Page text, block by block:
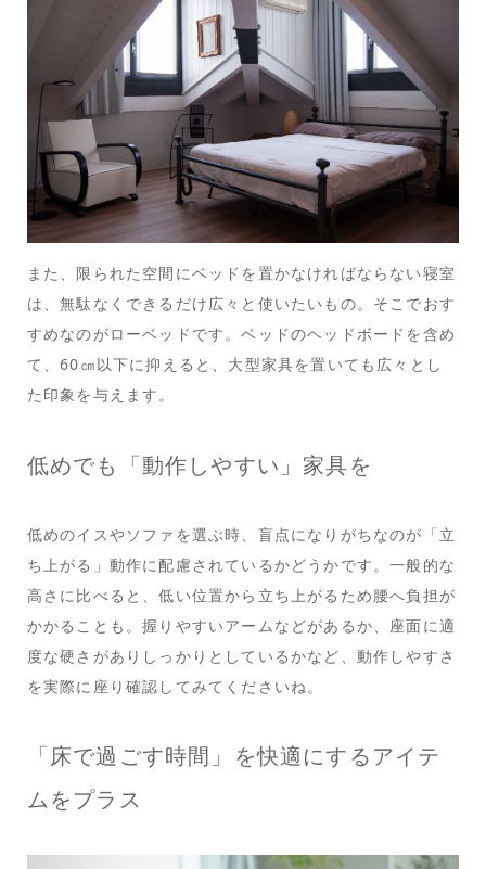
また、限られた空間にベッドを置かなければならない寝室
は、無駄なくできるだけ広々と使いたいもの。そこでおす
すめなのがローベッドです。ベッドのヘッドボードを含め
て、60㎝以下に抑えると、大型家具を置いても広々とし
た印象を与えます。
低めでも「動作しやすい」家具を
低めのイスやソファを選ぶ時、盲点になりがちなのが「立
ち上がる」動作に配慮されているかどうかです。一般的な
高さに比べると、低い位置から立ち上がるため腰へ負担が
かかることも。握りやすいアームなどがあるか、座面に適
度な硬さがありしっかりとしているかなど、動作しやすさ
を実際に座り確認してみてくださいね。
「床で過ごす時間」を快適にするアイテ
ムをプラス